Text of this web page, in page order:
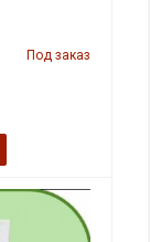
Под заказ